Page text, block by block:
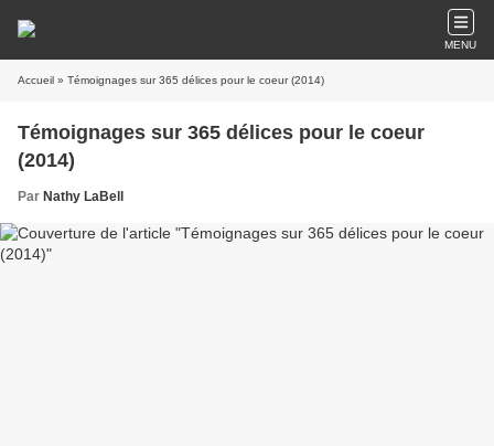
MENU
Accueil » Témoignages sur 365 délices pour le coeur (2014)
Témoignages sur 365 délices pour le coeur
(2014)
Par Nathy LaBell